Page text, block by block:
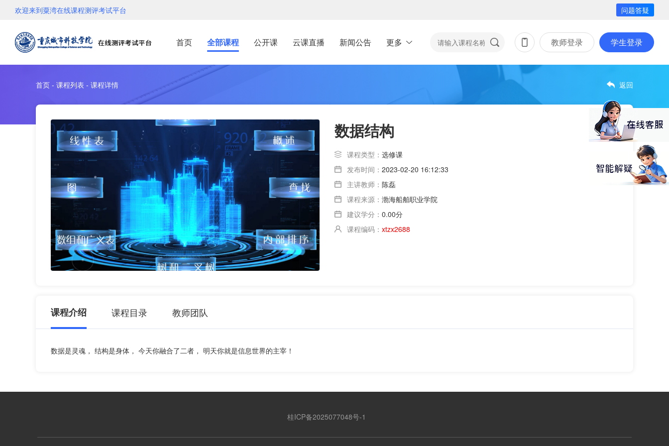
欢迎来到粟湾在线课程测评考试平台 问题答疑
首页 全部课程 公开课 云课直播 新闻公告 更多 教师登录 学生登录
首页 - 课程列表 - 课程详情 返回
数据结构
课程类型： 选修课
发布时间： 2023-02-20 16:12:33
主讲教师： 陈磊
课程来源： 渤海船舶职业学院
建议学分： 0.00分
课程编码： xtzx2688
课程介绍 课程目录 教师团队
数据是灵魂， 结构是身体， 今天你融合了二者， 明天你就是信息世界的主宰！
桂ICP备2025077048号-1